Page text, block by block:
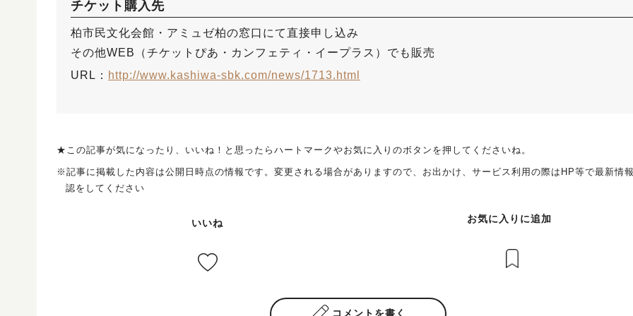
チケット購入先
柏市民文化会館・アミュゼ柏の窓口にて直接申し込み
その他WEB（チケットぴあ・カンフェティ・イープラス）でも販売
URL： http://www.kashiwa-sbk.com/news/1713.html
★この記事が気になったり、いいね！と思ったらハートマークやお気に入りのボタンを押してくださいね。
※記事に掲載した内容は公開日時点の情報です。変更される場合がありますので、お出かけ、サービス利用の際はHP等で最新情
認をしてください
いいね お気に入りに追加
コメントを書く